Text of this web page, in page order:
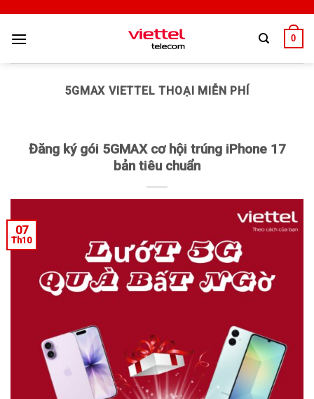
0
5GMAX VIETTEL THOẠI MIỄN PHÍ
Đăng ký gói 5GMAX cơ hội trúng iPhone 17
bản tiêu chuẩn
07
Th10